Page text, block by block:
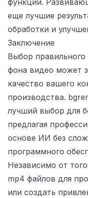
функций.
еще лучшие
обработки и
Заключение
Выбор правильного
фона видео может
качество вашего
производства.
лучший выбор для
предлагая
основе ИИ без
программного
Независимо от
mp4 файлов для
или создать